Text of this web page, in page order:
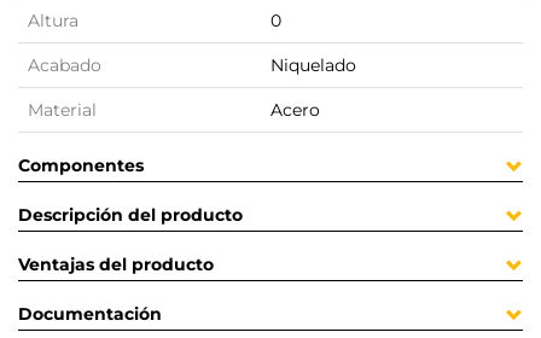
Altura 0
Acabado Niquelado
Material Acero
Componentes
Descripción del producto
Ventajas del producto
Documentación